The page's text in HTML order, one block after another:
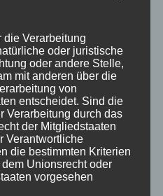
BEITRÄGE
»Ein anderes Selbst«
schnelle Heilung
die Verarbeitung
oder juristische
oder andere Stelle,
mit anderen über die
von
entscheidet. Sind die
Verarbeitung durch das
der Mitgliedstaaten
Verantwortliche
die bestimmten Kriterien
Unionsrecht oder
vorgesehen